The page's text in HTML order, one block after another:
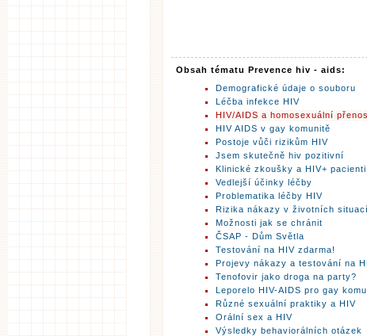
Obsah tématu Prevence hiv - aids:
Demografické údaje o souboru
Léčba infekce HIV
HIV/AIDS a homosexuální přenos
HIV AIDS v gay komunitě
Postoje vůči rizikům HIV
Jsem skutečně hiv pozitivní
Klinické zkoušky a HIV+ pacienti
Vedlejší účinky léčby
Problematika léčby HIV
Rizika nákazy v životních
Možnosti jak se chránit
ČSAP - Dům Světla
Testování na HIV zdarma!
Projevy nákazy a testování na
Tenofovir jako droga na party?
Leporelo HIV-AIDS pro gay
Různé sexuální praktiky a HIV
Orální sex a HIV
Výsledky behaviorálních otázek